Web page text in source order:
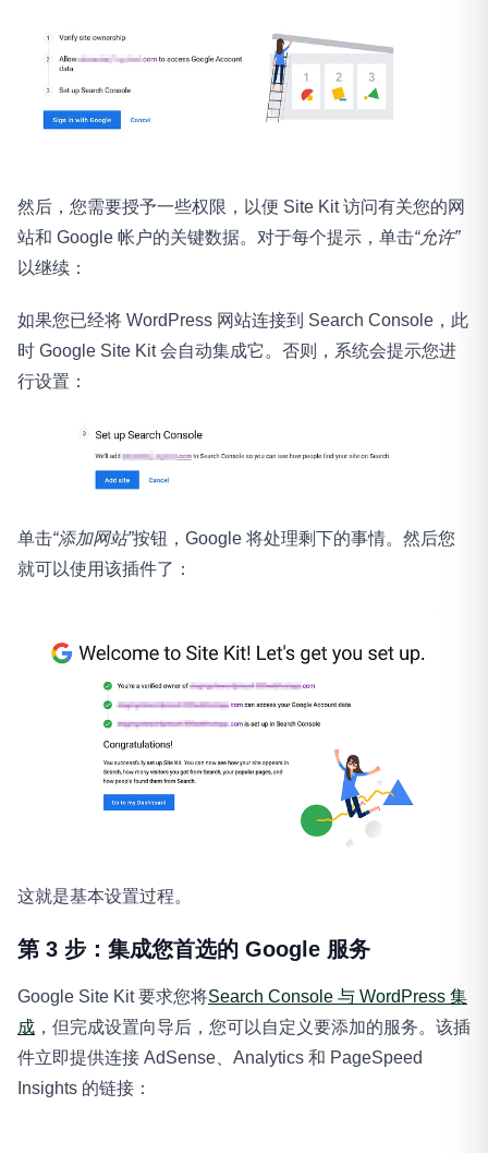
然后，您需要授予一些权限，以便 Site Kit 访问有关您的网
站和 Google 帐户的关键数据。对于每个提示，单击“允许”
以继续：
如果您已经将 WordPress 网站连接到 Search Console，此
时 Google Site Kit 会自动集成它。否则，系统会提示您进
行设置：
单击“添加网站”按钮，Google 将处理剩下的事情。然后您
就可以使用该插件了：
这就是基本设置过程。
第 3 步：集成您首选的 Google 服务
Google Site Kit 要求您将Search Console 与 WordPress 集
成 ，但完成设置向导后，您可以自定义要添加的服务。该插
件立即提供连接 AdSense、Analytics 和 PageSpeed
Insights 的链接：